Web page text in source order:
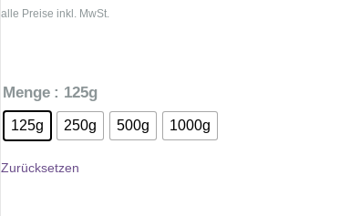
alle Preise inkl. MwSt.
Menge : 125g
125g 250g 500g 1000g
Zurücksetzen